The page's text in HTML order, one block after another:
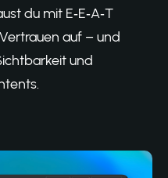
du mit E‑E‑A‑T
auf – und
und